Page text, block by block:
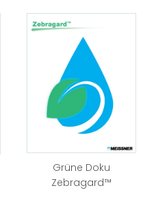
Grüne Doku
Zebragard™